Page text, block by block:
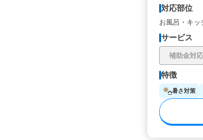
対応部位
お風呂・ キッ
サービス
補助金対応
特徴
暑さ対策